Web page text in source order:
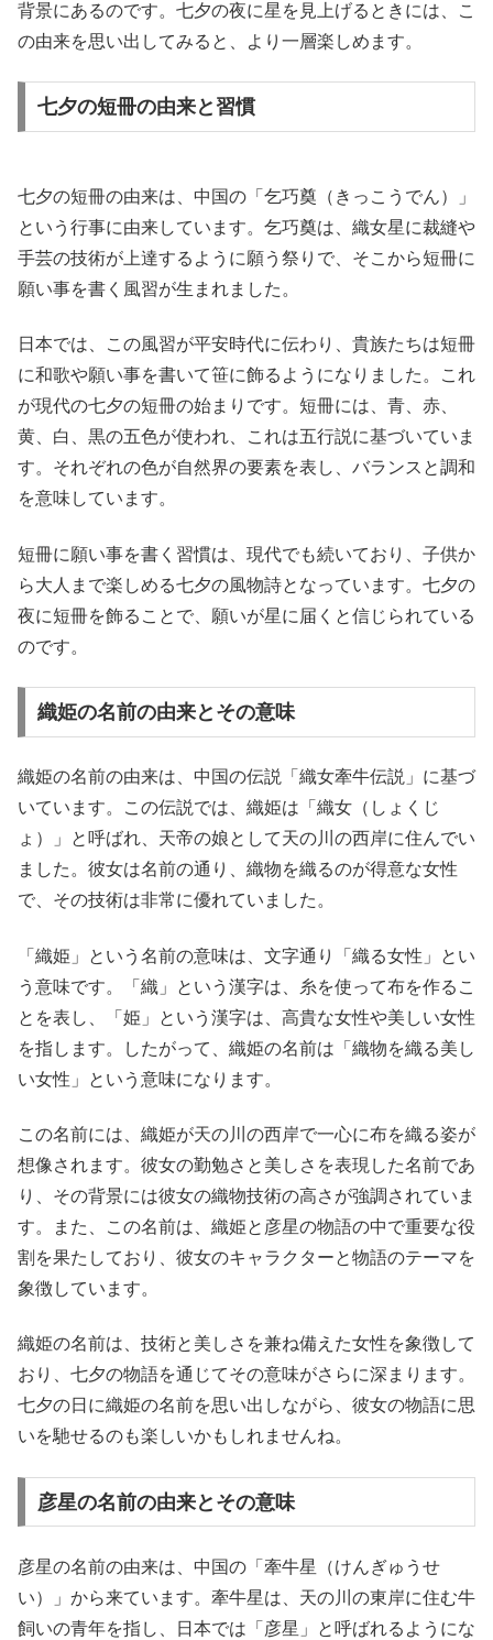
背景にあるのです。七夕の夜に星を見上げるときには、こ
の由来を思い出してみると、より一層楽しめます。
七夕の短冊の由来と習慣
七夕の短冊の由来は、中国の「乞巧奠（きっこうでん）」
という行事に由来しています。乞巧奠は、織女星に裁縫や
手芸の技術が上達するように願う祭りで、そこから短冊に
願い事を書く風習が生まれました。
日本では、この風習が平安時代に伝わり、貴族たちは短冊
に和歌や願い事を書いて笹に飾るようになりました。これ
が現代の七夕の短冊の始まりです。短冊には、青、赤、
黄、白、黒の五色が使われ、これは五行説に基づいていま
す。それぞれの色が自然界の要素を表し、バランスと調和
を意味しています。
短冊に願い事を書く習慣は、現代でも続いており、子供か
ら大人まで楽しめる七夕の風物詩となっています。七夕の
夜に短冊を飾ることで、願いが星に届くと信じられている
のです。
織姫の名前の由来とその意味
織姫の名前の由来は、中国の伝説「織女牽牛伝説」に基づ
いています。この伝説では、織姫は「織女（しょくじ
ょ）」と呼ばれ、天帝の娘として天の川の西岸に住んでい
ました。彼女は名前の通り、織物を織るのが得意な女性
で、その技術は非常に優れていました。
「織姫」という名前の意味は、文字通り「織る女性」とい
う意味です。「織」という漢字は、糸を使って布を作るこ
とを表し、「姫」という漢字は、高貴な女性や美しい女性
を指します。したがって、織姫の名前は「織物を織る美し
い女性」という意味になります。
この名前には、織姫が天の川の西岸で一心に布を織る姿が
想像されます。彼女の勤勉さと美しさを表現した名前であ
り、その背景には彼女の織物技術の高さが強調されていま
す。また、この名前は、織姫と彦星の物語の中で重要な役
割を果たしており、彼女のキャラクターと物語のテーマを
象徴しています。
織姫の名前は、技術と美しさを兼ね備えた女性を象徴して
おり、七夕の物語を通じてその意味がさらに深まります。
七夕の日に織姫の名前を思い出しながら、彼女の物語に思
いを馳せるのも楽しいかもしれませんね。
彦星の名前の由来とその意味
彦星の名前の由来は、中国の「牽牛星（けんぎゅうせ
い）」から来ています。牽牛星は、天の川の東岸に住む牛
飼いの青年を指し、日本では「彦星」と呼ばれるようにな